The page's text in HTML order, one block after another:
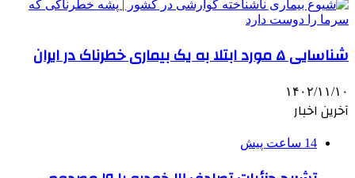
شناسایی ۵ مورد ابتلا به یک بیماری خطرناک در ایران
۱۴۰۲/۱۱/۱۰
آخرین اخبار
14 ساعت پیش